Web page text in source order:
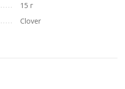
15 г
Clover